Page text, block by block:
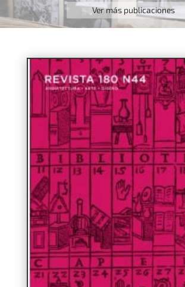
Ver más publicaciones